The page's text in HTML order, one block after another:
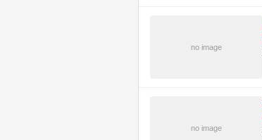
no image
no image